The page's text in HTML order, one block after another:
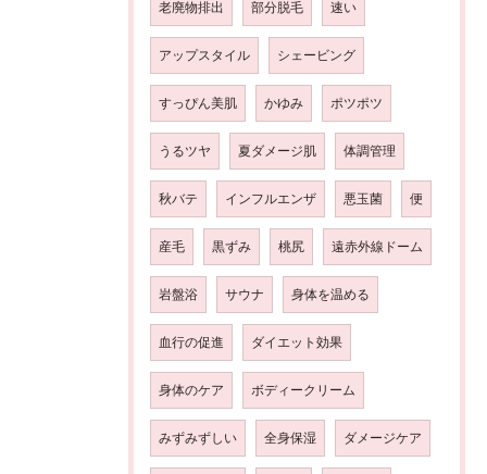
老廃物排出 部分脱毛 速い
アップスタイル シェービング
すっぴん美肌 かゆみ ポツポツ
うるツヤ 夏ダメージ肌 体調管理
秋バテ インフルエンザ 悪玉菌 便
産毛 黒ずみ 桃尻 遠赤外線ドーム
岩盤浴 サウナ 身体を温める
血行の促進 ダイエット効果
身体のケア ボディークリーム
みずみずしい 全身保湿 ダメージケア